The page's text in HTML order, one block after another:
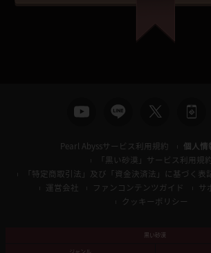
Pearl Abyssサービス利用規約
個人情
「黒い砂漠」サービス利用規
「特定商取引法」及び「資金決済法」に基づく表
運営会社
ファンコンテンツガイド
サ
クッキーポリシー
黒い砂漠